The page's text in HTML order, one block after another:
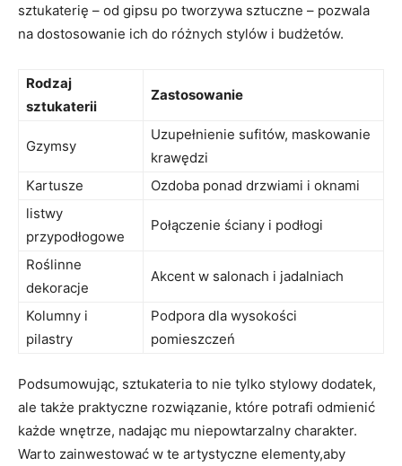
sztukaterię – od gipsu po tworzywa sztuczne – pozwala
na dostosowanie ich do różnych stylów i budżetów.
Rodzaj
sztukaterii
Zastosowanie
Gzymsy
Uzupełnienie sufitów, maskowanie
krawędzi
Kartusze
Ozdoba ponad drzwiami i oknami
listwy
przypodłogowe
Połączenie ściany i podłogi
Roślinne
dekoracje
Akcent w salonach i jadalniach
Kolumny i
pilastry
Podpora dla wysokości
pomieszczeń
Podsumowując, sztukateria to nie tylko stylowy dodatek,
ale także praktyczne rozwiązanie, które potrafi odmienić
każde wnętrze, nadając mu niepowtarzalny charakter.
Warto zainwestować w te artystyczne elementy,aby